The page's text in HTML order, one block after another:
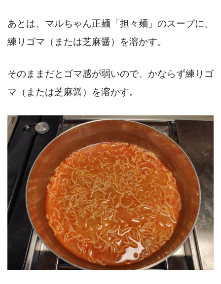
あとは、マルちゃん正麺「担々麺」のスープに、
練りゴマ（または芝麻醤）を溶かす。
そのままだとゴマ感が弱いので、かならず練りゴ
マ（または芝麻醤）を溶かす。